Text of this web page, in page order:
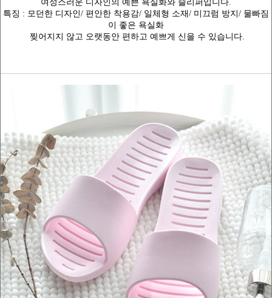
여성스러운 디자인의 예쁜 욕실화와 슬리퍼입니다.
특징 : 모던한 디자인/ 편안한 착용감/ 일체형 소재/ 미끄럼 방지/ 물빠짐
이 좋은 욕실화
찢어지지 않고 오랫동안 편하고 예쁘게 신을 수 있습니다.